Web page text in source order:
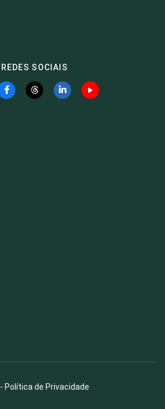
REDES SOCIAIS
- Política de Privacidade